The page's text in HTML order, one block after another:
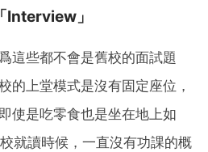
Interview」
這些都不會是舊校的面試題
的上堂模式是沒有固定座位，
使是吃零食也是坐在地上如
就讀時候，一直沒有功課的概